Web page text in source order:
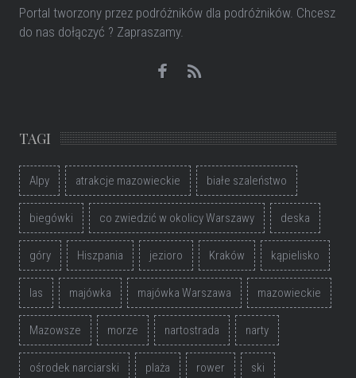
Portal tworzony przez podróżników dla podróżników. Chcesz
do nas dołączyć ? Zapraszamy.
TAGI
Alpy atrakcje mazowieckie białe szaleństwo
biegówki co zwiedzić w okolicy Warszawy deska
góry Hiszpania jezioro Kraków kąpielisko
las majówka majówka Warszawa mazowieckie
Mazowsze morze nartostrada narty
ośrodek narciarski plaża rower ski